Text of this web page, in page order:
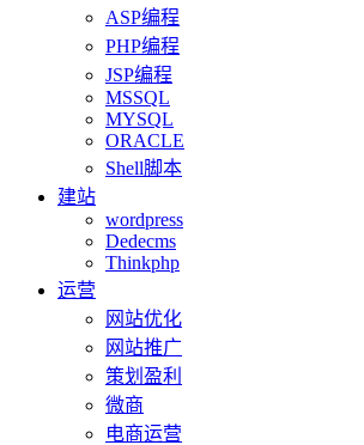
ASP编程
PHP编程
JSP编程
MSSQL
MYSQL
ORACLE
Shell脚本
建站
wordpress
Dedecms
Thinkphp
运营
网站优化
网站推广
策划盈利
微商
电商运营